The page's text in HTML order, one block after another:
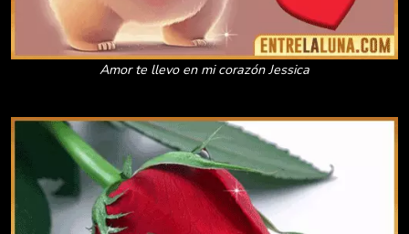
Amor te llevo en mi corazón Jessica